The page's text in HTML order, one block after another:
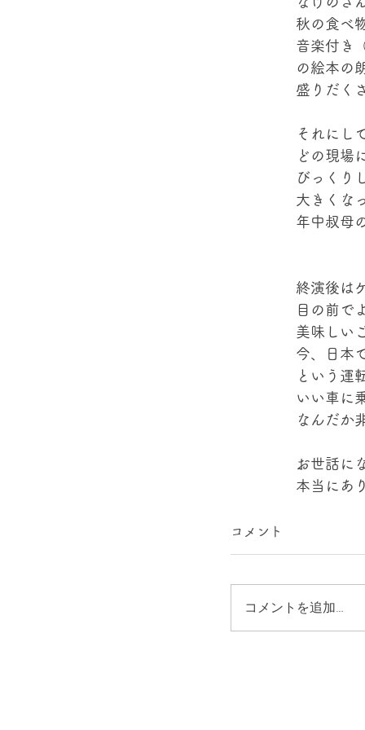
秋の食べ
音楽付き
の絵本の
盛りだく
それにし
どの現場
びっくり
大きくな
年中叔母
終演後は
目の前で
美味しい
今、日本
という運
いい車に
なんだか
お世話に
本当にあ
コメント
コメントを追加…